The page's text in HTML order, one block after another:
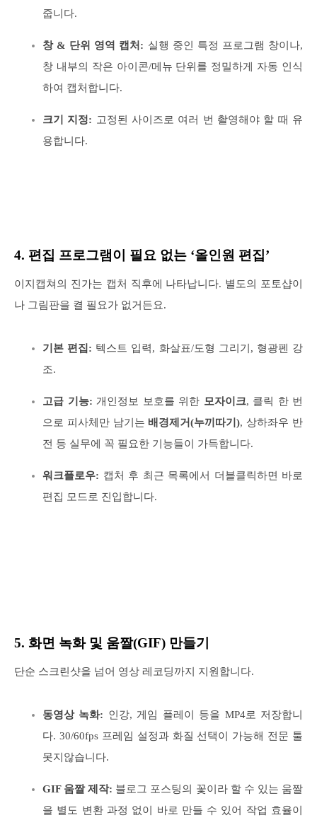
줍니다.
창 & 단위 영역 캡처: 실행 중인 특정 프로그램 창이나,
창 내부의 작은 아이콘/메뉴 단위를 정밀하게 자동 인식
하여 캡처합니다.
크기 지정: 고정된 사이즈로 여러 번 촬영해야 할 때 유
용합니다.
4. 편집 프로그램이 필요 없는 ‘올인원 편집’
이지캡쳐의 진가는 캡처 직후에 나타납니다. 별도의 포토샵이
나 그림판을 켤 필요가 없거든요.
기본 편집: 텍스트 입력, 화살표/도형 그리기, 형광펜 강
조.
고급 기능: 개인정보 보호를 위한 모자이크, 클릭 한 번
으로 피사체만 남기는 배경제거(누끼따기), 상하좌우 반
전 등 실무에 꼭 필요한 기능들이 가득합니다.
워크플로우: 캡처 후 최근 목록에서 더블클릭하면 바로
편집 모드로 진입합니다.
5. 화면 녹화 및 움짤(GIF) 만들기
단순 스크린샷을 넘어 영상 레코딩까지 지원합니다.
동영상 녹화: 인강, 게임 플레이 등을 MP4로 저장합니
다. 30/60fps 프레임 설정과 화질 선택이 가능해 전문 툴
못지않습니다.
GIF 움짤 제작: 블로그 포스팅의 꽃이라 할 수 있는 움짤
을 별도 변환 과정 없이 바로 만들 수 있어 작업 효율이